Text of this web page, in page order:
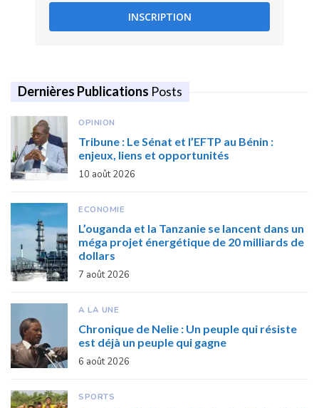
INSCRIPTION
Dernières Publications Posts
OPINION
Tribune : Le Sénat et l’EFTP au Bénin :
enjeux, liens et opportunités
10 août 2026
ECONOMIE
L’ouganda et la Tanzanie se lancent dans un
méga projet énergétique de 20 milliards de
dollars
7 août 2026
A LA UNE
Chronique de Nelie : Un peuple qui résiste
est déjà un peuple qui gagne
6 août 2026
SPORTS